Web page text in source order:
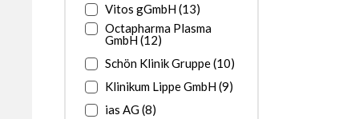
Vitos gGmbH (13)
Octapharma Plasma
GmbH (12)
Schön Klinik Gruppe (10)
Klinikum Lippe GmbH (9)
ias AG (8)